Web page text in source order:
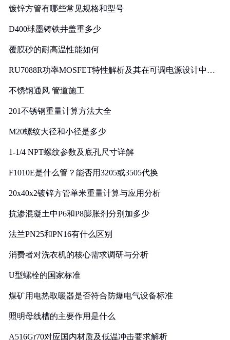
镀锌方管有哪些常见规格和型号
D400球墨铸铁井盖重多少
覆膜砂的耐高温性能如何
RU7088R功率MOSFET特性解析及其在可调电源设计中的
不锈钢通风 管道施工
201不锈钢重量计算方法大全
M20螺纹大径和小径是多少
1-1/4 NPT螺纹参数及底孔尺寸详解
F1010E是什么管？能否用3205或3505代换
20x40x2镀锌方管单米重量计算与应用分析
抗渗混凝土中P6和P8膨胀剂分别加多少
法兰PN25和PN16有什么区别
消费者对洗衣机的核心需求调研与分析
U型螺栓的国家标准
煤矿用电热取暖器是否符合防爆电气设备标准
照明母线槽的主要作用是什么
A516Gr70对应国内材质及低温冲击要求解析